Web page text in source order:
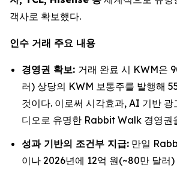
객사로 확보했다.
인수 거래 주요 내용
경영권 확보: 거래 완료 시 KWM은
러) 상당의 KWM 보통주를 발행해
것이다. 이로써 시각효과, AI 기반 광
디오로 유명한 Rabbit Walk 경영권
성과 기반의 조건부 지급: 만일
이나 2026년에 12억 원(~80만 달러